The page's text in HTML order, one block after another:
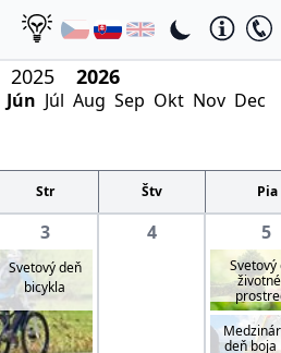
2025 2026
Jún Júl Aug Sep Okt Nov Dec
Str Štv Pia
3
Svetový deň
bicykla
4 5
Svetový
deň boja